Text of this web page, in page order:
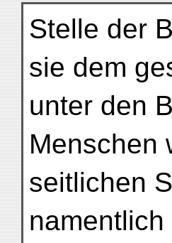
Stelle der
sie dem
unter den
Menschen
seitlichen